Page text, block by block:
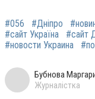
#056 #Дніпро
#сайт Україна
#сайт
#новости Украина
Бубнова
Журналістка